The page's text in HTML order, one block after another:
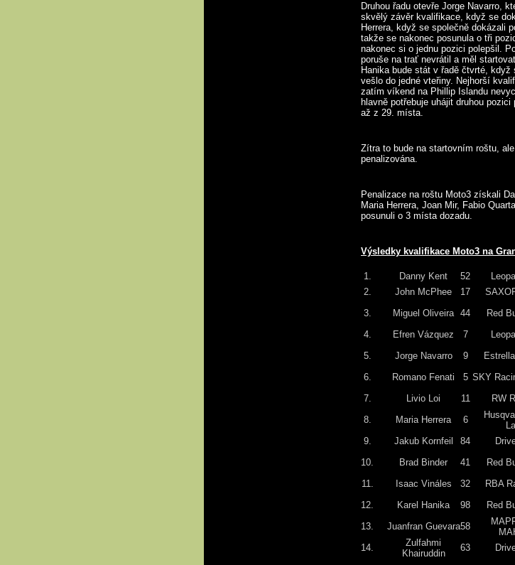
Druhou řadu otevře Jorge Navarro,
skvělý závěr kvalifikace, když se
Herrera, když se společně dokázali
takže se nakonec posunula o tři
nakonec si o jednu pozici polepšil.
poruše na trať nevrátil a měl
Hanika bude stát v řadě čtvrté,
vešlo do jedné vteřiny. Nejhorší
zatím víkend na Phillip Islandu
hlavně potřebuje uhájit druhou
až z 29. místa.
Zítra to bude na startovním roštu,
penalizována.
Penalizace na roštu Moto3 získali
Maria Herrera, Joan Mir, Fabio
posunuli o 3 místa dozadu.
Výsledky kvalifikace Moto3 na
1. Danny Kent 52
2.
John McPhee 17
3.
Miguel Oliveira 44 Red
4.
Efren Vázquez 7
5.
Jorge Navarro 9
6.
Romano Fenati 5 SKY
7.
Livio Loi 11 RW
8.
Maria Herrera 6
9.
Jakub Kornfeil 84
10.
Brad Binder 41 Red
11.
Isaac Vináles 32 RBA
12.
Karel Hanika 98 Red
13.
Juanfran Guevara58
14.
Zulfahmi
Khairuddin
63